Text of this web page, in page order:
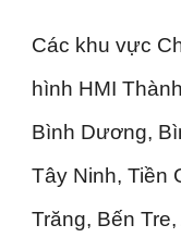
Các khu vực
hình HMI
Bình Dương,
Tây Ninh, Tiền
Trăng, Bến